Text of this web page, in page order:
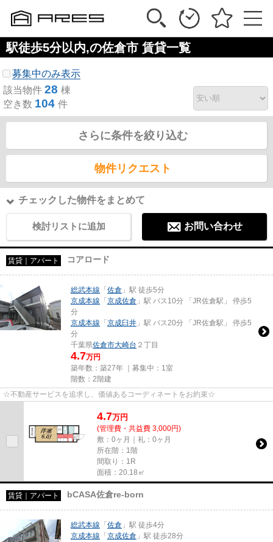
駅徒歩5分以内,の佐倉市 賃貸一覧
募集中のみ表示
該当物件 28 棟
空き数 104 件
さらに条件を絞り込む
物件リクエスト
チェックした物件をまとめて
検討リストに追加 お問い合わせ
賃貸｜アパート コアロード
総武本線 「 佐倉 」駅 徒歩5分
京成本線 「 京成佐倉 」駅 バス10分 「JR佐倉駅」 停歩5
分
京成本線 「 京成臼井 」駅 バス20分 「JR佐倉駅」 停歩5
分
千葉県佐倉市大崎台 ２丁目
4.7万円
築年数：築27年 ｜募集中： 1室
階数：2階建
☆不動産サービスを追求し、価値あるコーディネートをお約束☆
4.7万円
(管理費・共益費 3,000円)
敷：0ヶ月｜礼：0ヶ月
所在階：1階
間取り：1R
面積：20.18㎡
賃貸｜アパート bCASA佐倉re-born
総武本線 「 佐倉 」駅 徒歩4分
京成本線 「 京成佐倉 」駅 徒歩28分